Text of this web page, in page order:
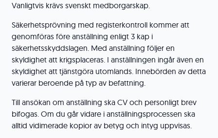
Vanligtvis krävs svenskt medborgarskap.
Säkerhetsprövning med registerkontroll kommer att
genomföras före anställning enligt 3 kap i
säkerhetsskyddslagen. Med anställning följer en
skyldighet att krigsplaceras. I anställningen ingår även en
skyldighet att tjänstgöra utomlands. Innebörden av detta
varierar beroende på typ av befattning.
Till ansökan om anställning ska CV och personligt brev
bifogas. Om du går vidare i anställningsprocessen ska
alltid vidimerade kopior av betyg och intyg uppvisas.